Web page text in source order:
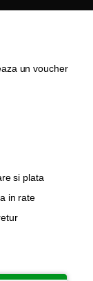
un voucher
si plata
in rate